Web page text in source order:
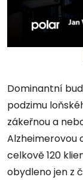
Dominantní
podzimu
zákeřnou a
Alzheimerovou
celkově 120
obydleno jen z